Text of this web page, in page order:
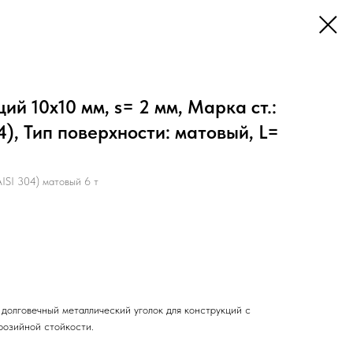
10х10 мм, s= 2 мм, Марка ст.:
Тип поверхности: матовый, L=
304) матовый 6 т
металлический уголок для конструкций с
стойкости.